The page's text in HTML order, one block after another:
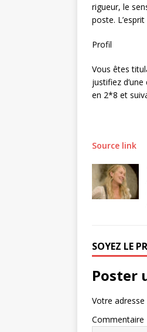
rigueur, le
poste.
Profil
Vous êtes
justifiez
en 2*8 et
Source link
SOYEZ LE
Poster
Votre
Commentaire